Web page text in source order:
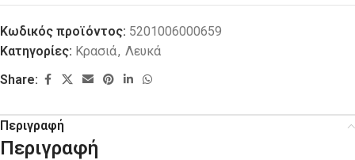
Κωδικός προϊόντος: 5201006000659
Κατηγορίες: Κρασιά, Λευκά
Share:
Περιγραφή
Περιγραφή